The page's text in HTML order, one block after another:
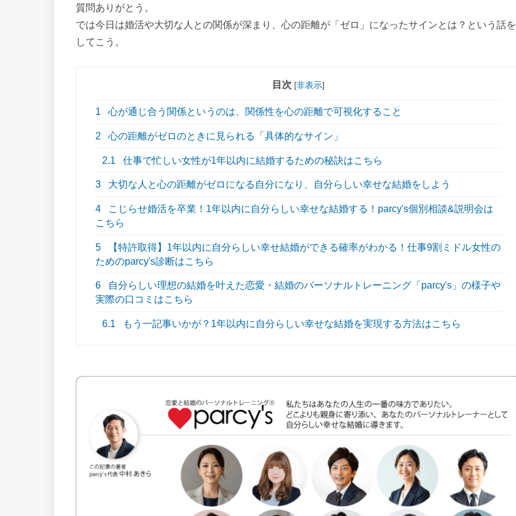
質問ありがとう。
では今日は婚活や大切な人との関係が深まり、心の距離が「ゼロ」になったサインとは？という話を
してこう。
目次 [非表示]
1 心が通じ合う関係というのは、関係性を心の距離で可視化すること
2 心の距離がゼロのときに見られる「具体的なサイン」
2.1 仕事で忙しい女性が1年以内に結婚するための秘訣はこちら
3 大切な人と心の距離がゼロになる自分になり、自分らしい幸せな結婚をしよう
4
こじらせ婚活を卒業！1年以内に自分らしい幸せな結婚する！parcy's個別相談&説明会は
こちら
5
【特許取得】1年以内に自分らしい幸せ結婚ができる確率がわかる！仕事9割ミドル女性の
ためのparcy's診断はこちら
6
自分らしい理想の結婚を叶えた恋愛・結婚のパーソナルトレーニング「parcy's」の様子や
実際の口コミはこちら
6.1 もう一記事いかが？1年以内に自分らしい幸せな結婚を実現する方法はこちら